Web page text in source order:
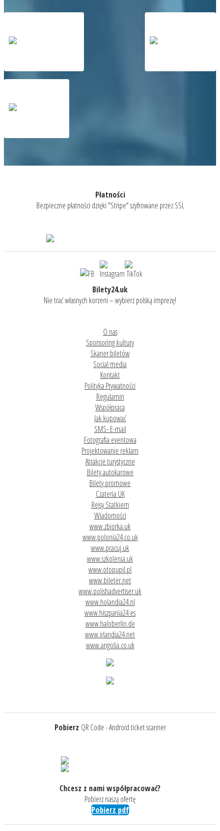
Płatności
Bezpieczne płatności dzięki "Stripe" szyfrowane przez SSL
Bilety24.uk
Nie trać własnych korzeni – wybierz polską imprezę!
O nas
Sponsoring kultury
Skaner biletów
Social media
Kontakt
Polityka Prywatności
Regulamin
Współpraca
Jak kupować
SMS- E-mail
Fotografia eventowa
Projektowanie reklam
Atrakcje turystyczne
Bilety autokarowe
Bilety promowe
Czateria UK
Rejsy Statkiem
Wiadomości
www.zbiorka.uk
www.polonia24.co.uk
www.pracuj.uk
www.szkolenia.uk
www.otopupil.pl
www.bileter.net
www.polishadvertiser.uk
www.holandia24.nl
www.hiszpania24.es
www.haloberlin.de
www.irlandia24.net
www.angolia.co.uk
Pobierz QR Code - Android ticket scanner
Chcesz z nami współpracować?
Pobierz naszą ofertę
Pobierz pdf